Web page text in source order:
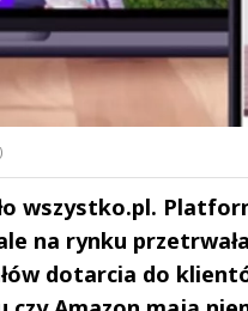
wszystko.pl.
na rynku
dotarcia do